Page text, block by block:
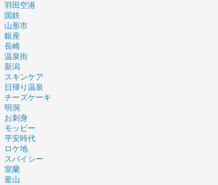
羽田空港
国鉄
山形市
銀座
長崎
温泉街
新潟
スキンケア
日帰り温泉
チーズケーキ
明洞
お刺身
モッピー
平安時代
ロケ地
スパイシー
室蘭
釜山